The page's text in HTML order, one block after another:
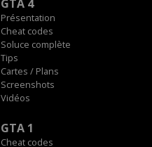
GTA 4
Présentation
Cheat codes
Soluce complète
Tips
Cartes / Plans
Screenshots
Vidéos
GTA 1
Cheat codes